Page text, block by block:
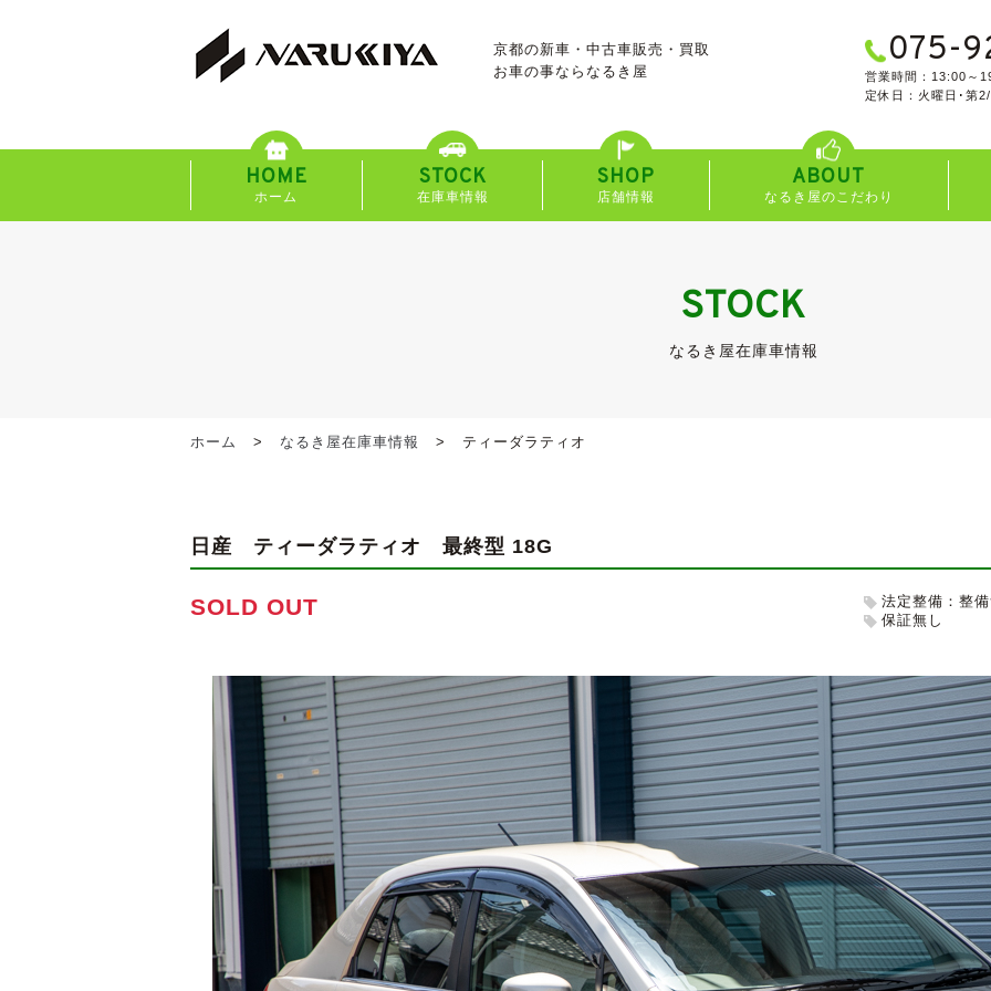
京都の新車・中古車販売・買取
お車の事なら なるき屋
075-
営業時間：13:00～
定休日：火曜日･第
HOME
ホーム
STOCK
在庫車情報
SHOP
店舗情報
ABOUT
なるき屋のこだわり
STOCK
なるき屋在庫車情報
ホーム なるき屋在庫車情報 ティーダラティオ
日産 ティーダラティオ 最終型 18G
SOLD OUT
法定整備：整
保証無し